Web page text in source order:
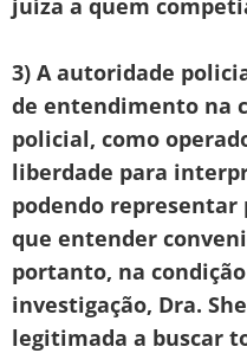
juíza a quem
3) A autoridade
de entendimento na
policial, como
liberdade para
podendo representar
que entender
portanto, na
investigação, Dra.
legitimada a buscar